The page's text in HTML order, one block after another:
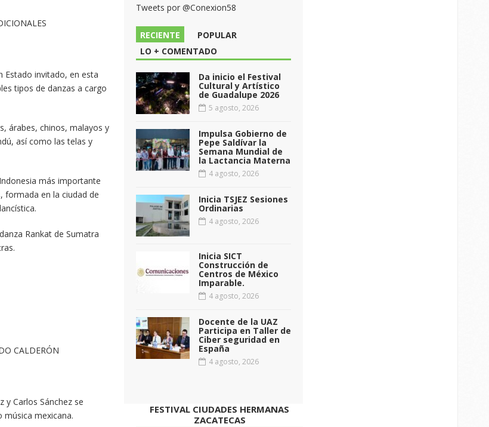
Estado invitado, en esta
tipos de danzas a cargo
árabes, chinos, malayos y
así como las telas y
más importante
formada en la ciudad de
Rankat de Sumatra
CALDERÓN
y Carlos Sánchez se
mexicana.
Tweets por @Conexion58
RECIENTE
POPULAR
LO + COMENTADO
Da inicio el Festival
Cultural y Artístico
de Guadalupe 2026
5 agosto, 2026
Impulsa Gobierno de
Pepe Saldívar la
Semana Mundial de
la Lactancia Materna
4 agosto, 2026
Inicia TSJEZ Sesiones
Ordinarias
4 agosto, 2026
Inicia SICT
Construcción de
Centros de México
Imparable.
4 agosto, 2026
Docente de la UAZ
Participa en Taller de
Ciber seguridad en
España
4 agosto, 2026
FESTIVAL CIUDADES HERMANAS
ZACATECAS